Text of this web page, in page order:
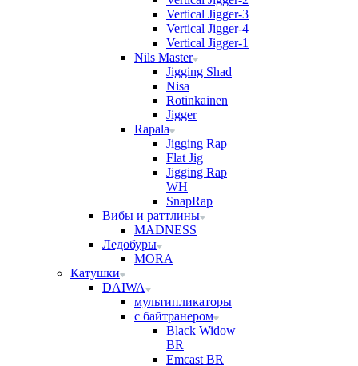
Vertical Jigger-3
Vertical Jigger-4
Vertical Jigger-1
Nils Master
Jigging Shad
Nisa
Rotinkainen
Jigger
Rapala
Jigging Rap
Flat Jig
Jigging Rap
WH
SnapRap
Вибы и раттлины
MADNESS
Ледобуры
MORA
Катушки
DAIWA
мультипликаторы
с байтранером
Black Widow
BR
Emcast BR